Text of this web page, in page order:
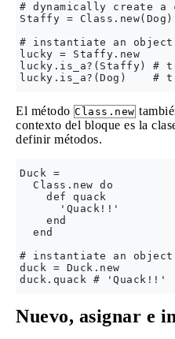
# dynamically create a
Staffy = Class.new(Dog)
# instantiate an
lucky = Staffy.new
lucky.is_a?(Staffy) #
El método Class.new
contexto del bloque es la
definir métodos.
Duck =
  Class.new do
    def quack
      'Quack!!'
    end
  end
# instantiate an object
duck = Duck.new
Nuevo, asignar e